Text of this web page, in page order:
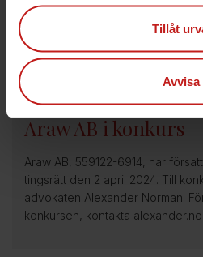
Tillåt
Avvisa
försattes i konkurs vid Gävle
konkursförvaltare utsågs advokat
3 Apr 2024
Araw AB i konkurs
Araw AB, 559122-6914, har
tingsrätt den 2 april 2024. Till
advokaten Alexander Norman.
konkursen, kontakta